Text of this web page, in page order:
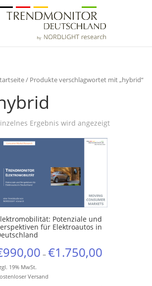
/ Produkte verschlagwortet mit „hybrid“
Ergebnis wird angezeigt
Potenziale und
für Elektroautos in
990,00 –€1.750,00
19% MwSt.
Versand